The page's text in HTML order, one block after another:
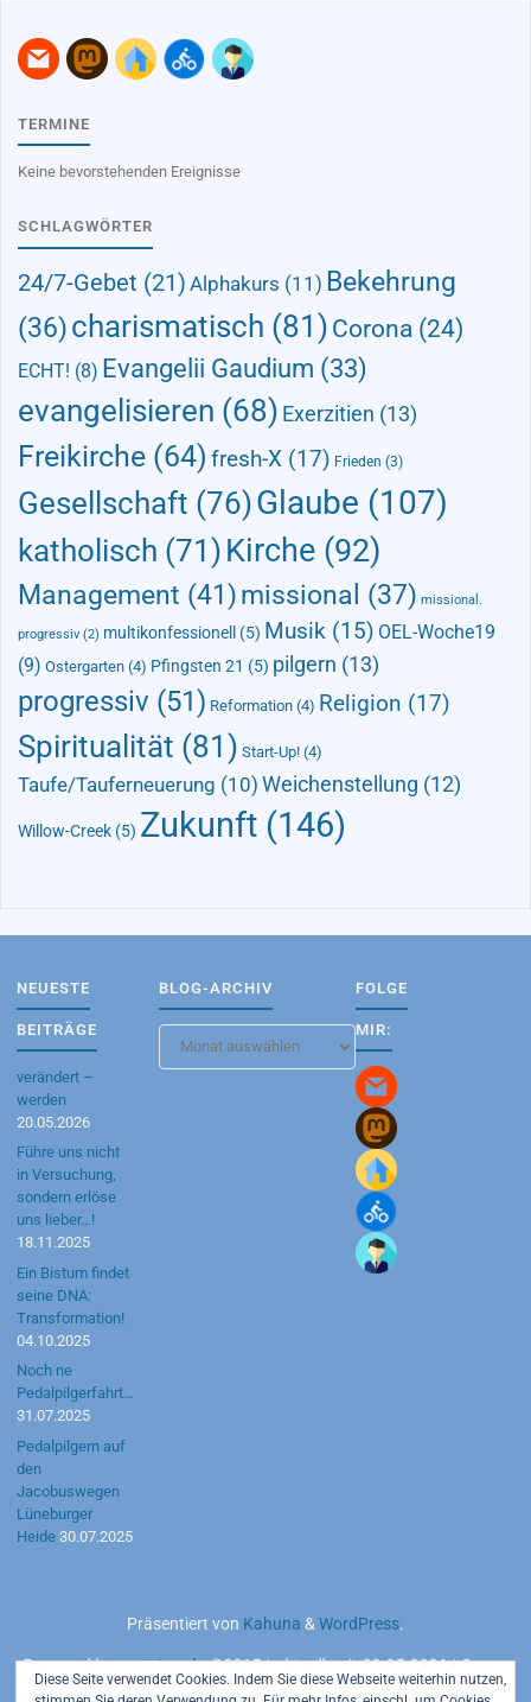
TERMINE
Keine bevorstehenden Ereignisse
SCHLAGWÖRTER
24/7-Gebet (21) Alphakurs (11) Bekehrung
(36)charismatisch (81) Corona (24)
ECHT! (8) Evangelii Gaudium (33)
evangelisieren (68) Exerzitien (13)
Freikirche (64) fresh-X (17) Frieden (3)
Gesellschaft (76)Glaube (107)
katholisch (71) Kirche (92)
Management (41)missional (37) missional.
progressiv (2) multikonfessionell (5) Musik (15) OEL-Woche19
(9) Ostergarten (4) Pfingsten 21 (5) pilgern (13)
progressiv (51) Reformation (4) Religion (17)
Spiritualität (81) Start-Up! (4)
Taufe/Tauferneuerung (10) Weichenstellung (12)
Willow-Creek (5) Zukunft (146)
NEUESTE
BEITRÄGE
verändert –
werden
20.05.2026
Führe uns nicht
in Versuchung,
sondern erlöse
uns lieber…!
18.11.2025
Ein Bistum findet
seine DNA:
Transformation!
04.10.2025
Noch ne
Pedalpilgerfahrt…
31.07.2025
Pedalpilgern auf
den
Jacobuswegen
Lüneburger
Heide 30.07.2025
BLOG-ARCHIV
Blog-
Archiv
FOLGE
MIR:
Präsentiert von Kahuna &WordPress.
Powered bymotetus.de©2015 | aktuell seit 20.05.2026 | Server:
Strato AG
Diese Seite verwendet Cookies. Indem Sie diese Webseite weiterhin nutzen,